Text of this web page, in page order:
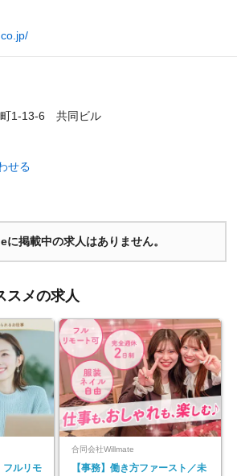
町1-13-6 共同ビル
せる
に掲載中の求人はありません。
スメの求人
フルリモ
合同会社Willmate
【事務】働き方ファースト／未